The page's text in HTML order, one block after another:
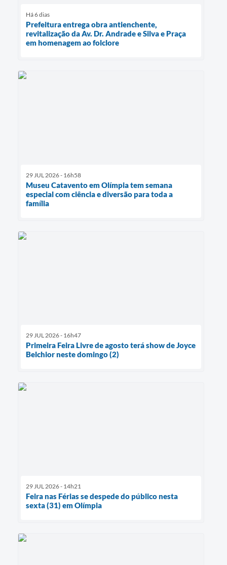
Há 6 dias
Prefeitura entrega obra antienchente,
revitalização da Av. Dr. Andrade e Silva e Praça
em homenagem ao folclore
29 JUL 2026 - 16h58
Museu Catavento em Olímpia tem semana
especial com ciência e diversão para toda a
família
29 JUL 2026 - 16h47
Primeira Feira Livre de agosto terá show de Joyce
Belchior neste domingo (2)
29 JUL 2026 - 14h21
Feira nas Férias se despede do público nesta
sexta (31) em Olímpia